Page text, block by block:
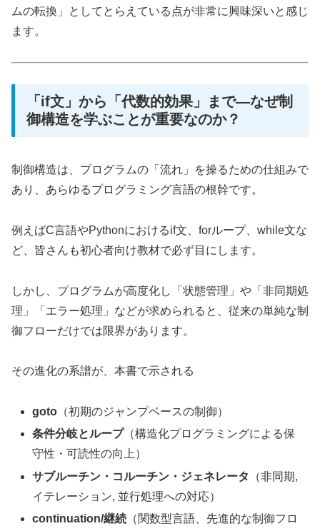
ムの転換」としてとらえている点が非常に興味深いと感じ
ます。
「if文」から「代数的効果」まで—なぜ制
御構造を学ぶことが重要なのか？
制御構造は、プログラムの「流れ」を操るための仕組みで
あり、あらゆるプログラミング言語の根幹です。
例えばC言語やPythonにおけるif文、forループ、while文な
ど、皆さんも初心者向け教材で必ず目にします。
しかし、プログラムが高度化し「状態管理」や「非同期処
理」「エラー処理」などが求められると、従来の単純な制
御フローだけでは限界があります。
その進化の系譜が、本書で示される
goto （初期のジャンプベースの制御）
条件分岐とループ（構造化プログラミングによる保
守性・可読性の向上）
サブルーチン・コルーチン・ジェネレータ
（非同期,
イテレーション, 並行処理への対応）
continuation/継続 （関数型言語、先進的な制御フロ